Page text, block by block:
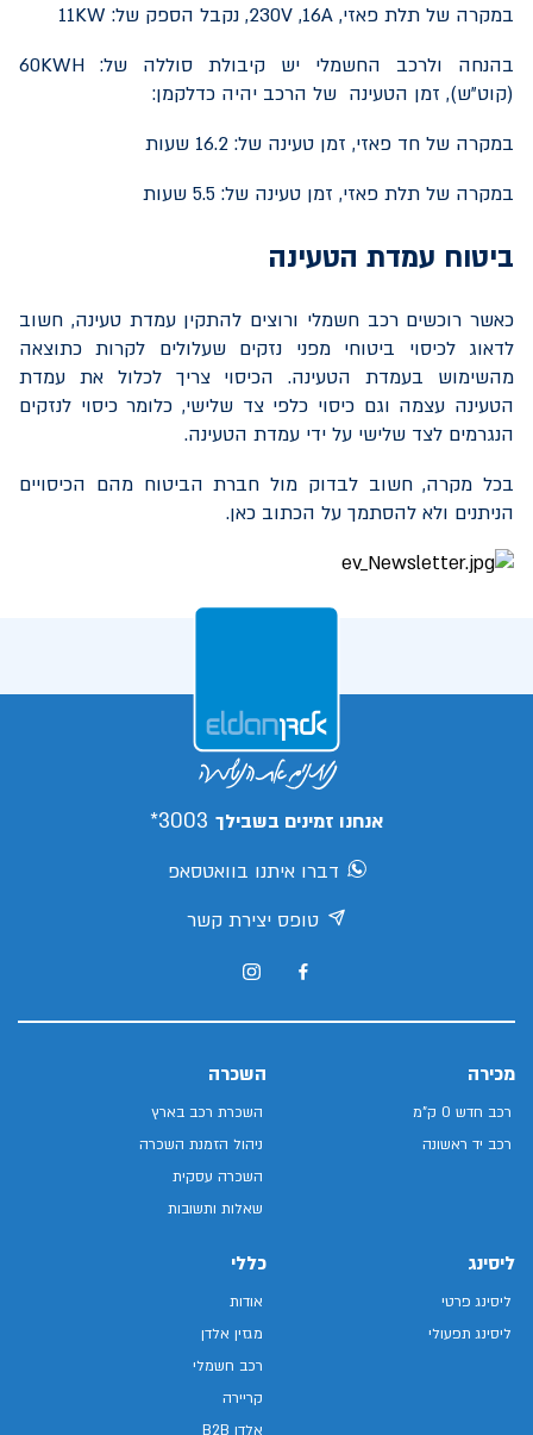
במקרה של תלת פאזי, 16A
,
230V, נקבל הספק של: 11KW
בהנחה ולרכב החשמלי יש קיבולת סוללה של: 60KWH
(קוט"ש), זמן הטעינה של הרכב יהיה כדלקמן:
במקרה של חד פאזי, זמן טעינה של: 16.2 שעות
במקרה של תלת פאזי, זמן טעינה של: 5.5 שעות
ביטוח עמדת הטעינה
כאשר רוכשים רכב חשמלי ורוצים להתקין עמדת טעינה, חשוב
לדאוג לכיסוי ביטוחי מפני נזקים שעלולים לקרות כתוצאה
מהשימוש בעמדת הטעינה. הכיסוי צריך לכלול את עמדת
הטעינה עצמה וגם כיסוי כלפי צד שלישי, כלומר כיסוי לנזקים
הנגרמים לצד שלישי על ידי עמדת הטעינה.
בכל מקרה, חשוב לבדוק מול חברת הביטוח מהם הכיסויים
הניתנים ולא להסתמך על הכתוב כאן.
אנחנו זמינים בשבילך 3003*
דברו איתנו בוואטסאפ
טופס יצירת קשר
מכירה
רכב חדש 0 ק"מ
רכב יד ראשונה
השכרה
השכרת רכב בארץ
ניהול הזמנת השכרה
השכרה עסקית
שאלות ותשובות
ליסינג
ליסינג פרטי
ליסינג תפעולי
כללי
אודות
מגזין אלדן
רכב חשמלי
קריירה
אלדן B2B